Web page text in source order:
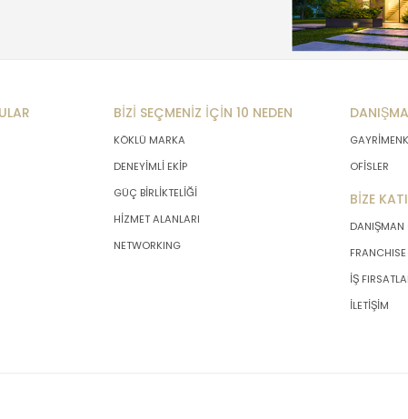
BİZİ SEÇMENİZ İÇİN 10 NEDEN
KÖKLÜ MARKA
DENEYİMLİ EKİP
GÜÇ BİRLİKTELİĞİ
HİZMET ALANLARI
NETWORKING
OFİSLER
BİZE
DANIŞMAN
FRANCHISE
İŞ
İLETİŞİM